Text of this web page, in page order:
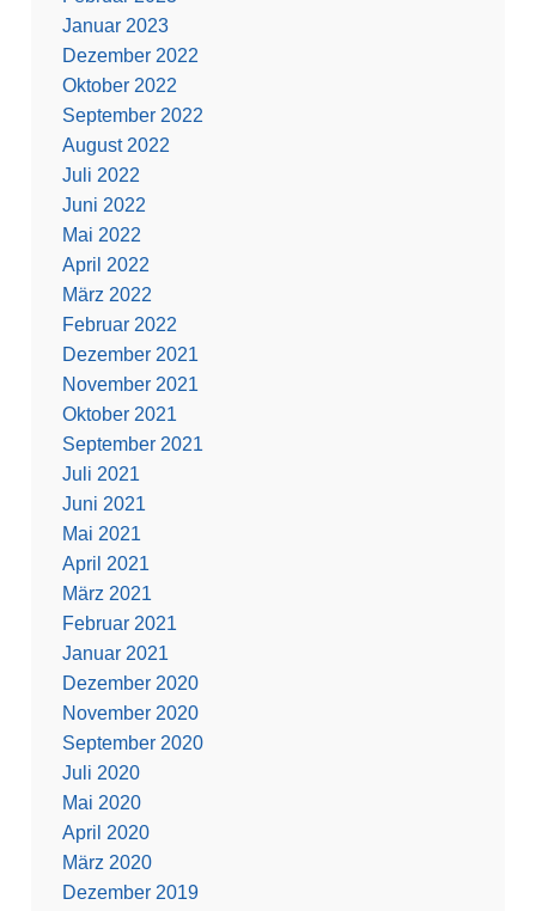
Januar 2023
Dezember 2022
Oktober 2022
September 2022
August 2022
Juli 2022
Juni 2022
Mai 2022
April 2022
März 2022
Februar 2022
Dezember 2021
November 2021
Oktober 2021
September 2021
Juli 2021
Juni 2021
Mai 2021
April 2021
März 2021
Februar 2021
Januar 2021
Dezember 2020
November 2020
September 2020
Juli 2020
Mai 2020
April 2020
März 2020
Dezember 2019